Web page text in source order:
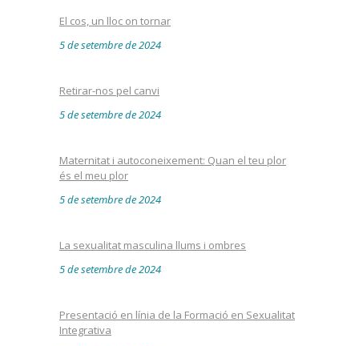
El cos, un lloc on tornar
5 de setembre de 2024
Retirar-nos pel canvi
5 de setembre de 2024
Maternitat i autoconeixement: Quan el teu plor
és el meu plor
5 de setembre de 2024
La sexualitat masculina llums i ombres
5 de setembre de 2024
Presentació en línia de la Formació en Sexualitat
Integrativa